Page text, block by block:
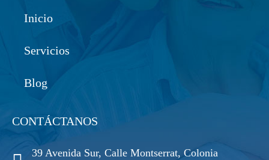
Inicio
Servicios
Blog
CONTÁCTANOS
39 Avenida Sur, Calle Montserrat, Colonia